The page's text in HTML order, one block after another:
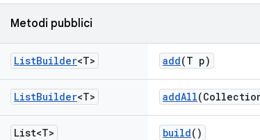
Metodi pubblici
ListBuilder<T> add(T p)
ListBuilder<T> addAll
List<T> build()